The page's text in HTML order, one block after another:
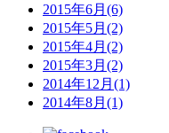
2015年6月(6)
2015年5月(2)
2015年4月(2)
2015年3月(2)
2014年12月(1)
2014年8月(1)